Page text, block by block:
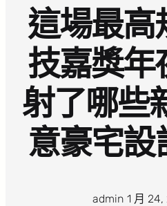
這場最高
技嘉獎年
射了哪些
意豪宅設
admin· 1 月